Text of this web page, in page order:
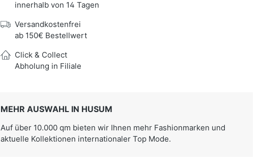
innerhalb von 14 Tagen
Versandkostenfrei
ab 150€ Bestellwert
Click & Collect
Abholung in Filiale
MEHR AUSWAHL IN HUSUM
Auf über 10.000 qm bieten wir Ihnen mehr Fashionmarken und
aktuelle Kollektionen internationaler Top Mode.